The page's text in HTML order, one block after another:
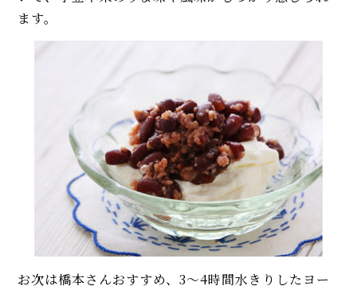
ます。
お次は橋本さんおすすめ、3～4時間水きりしたヨー